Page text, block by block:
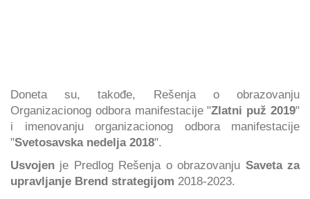
Doneta su, takođe, Rešenja o obrazovanju
Organizacionog odbora manifestacije "Zlatni puž 2019"
i imenovanju organizacionog odbora manifestacije
"Svetosavska nedelja 2018".
Usvojen je Predlog Rešenja o obrazovanju Saveta za
upravljanje Brend strategijom 2018-2023.